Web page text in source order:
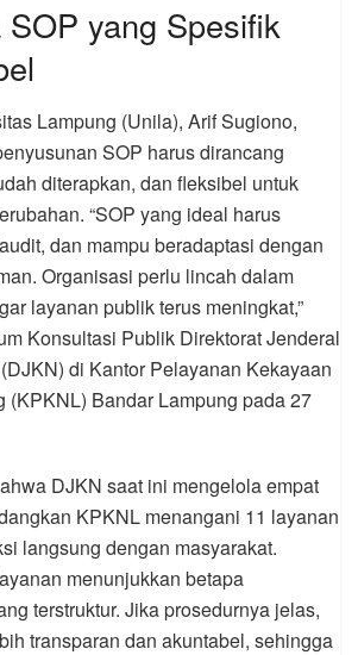
SOP yang Spesifik
Lampung (Unila), Arif Sugiono,
SOP harus dirancang
diterapkan, dan fleksibel untuk
“SOP yang ideal harus
dan mampu beradaptasi dengan
Organisasi perlu lincah dalam
layanan publik terus meningkat,”
Konsultasi Publik Direktorat Jenderal
di Kantor Pelayanan Kekayaan
(KPKNL) Bandar Lampung pada 27
DJKN saat ini mengelola empat
KPKNL menangani 11 layanan
langsung dengan masyarakat.
menunjukkan betapa
terstruktur. Jika prosedurnya jelas,
transparan dan akuntabel, sehingga